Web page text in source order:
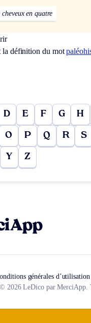
en quatre
la définition du mot
D E F G H
O P Q R S
Y Z
générales d’utilisation
© 2026 LeDico par MerciApp.